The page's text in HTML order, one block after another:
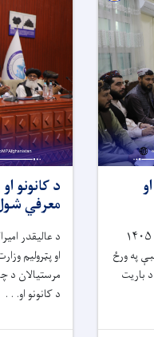
د کانونو او پټرولیم وزیر الحاج ملا هدایت‌الله بدري د ۱۴۰۵
د دوشنبې په ورځ
باریت
د کانونو
معرفي
د عالیقدر
او پټرولیم
مرستیالان د
د کانونو او. . .